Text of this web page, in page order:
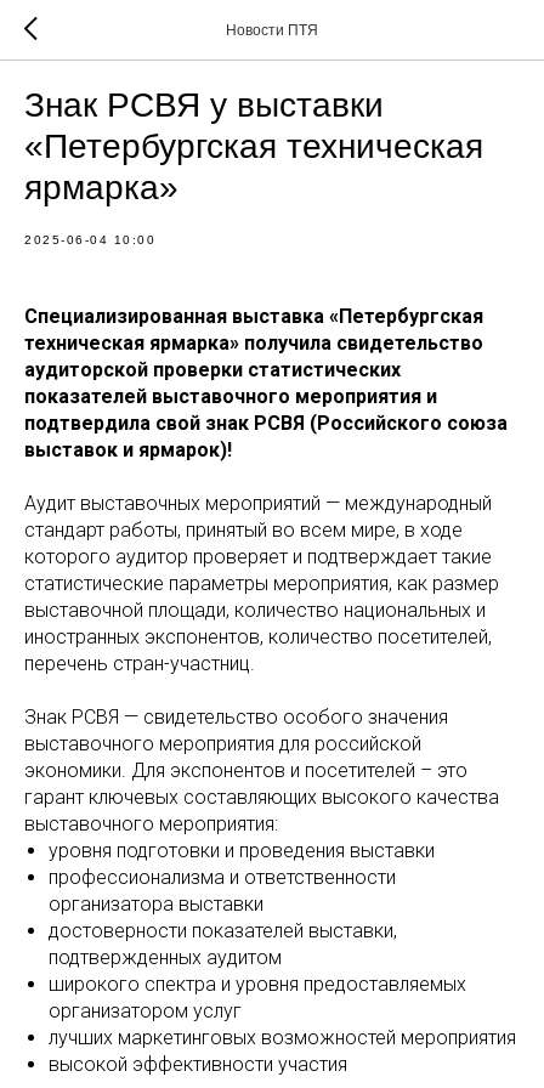
Новости ПТЯ
Знак РСВЯ у выставки
«Петербургская техническая
ярмарка»
2025-06-04 10:00
Специализированная выставка «Петербургская
техническая ярмарка» получила свидетельство
аудиторской проверки статистических
показателей выставочного мероприятия и
подтвердила свой знак РСВЯ (Российского союза
выставок и ярмарок)!
Аудит выставочных мероприятий — международный
стандарт работы, принятый во всем мире, в ходе
которого аудитор проверяет и подтверждает такие
статистические параметры мероприятия, как размер
выставочной площади, количество национальных и
иностранных экспонентов, количество посетителей,
перечень стран-участниц.
Знак РСВЯ — свидетельство особого значения
выставочного мероприятия для российской
экономики. Для экспонентов и посетителей – это
гарант ключевых составляющих высокого качества
выставочного мероприятия:
уровня подготовки и проведения выставки
профессионализма и ответственности
организатора выставки
достоверности показателей выставки,
подтвержденных аудитом
широкого спектра и уровня предоставляемых
организатором услуг
лучших маркетинговых возможностей мероприятия
высокой эффективности участия